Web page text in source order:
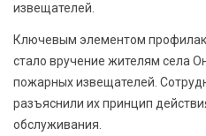
извещателей.
Ключевым элементом
стало вручение жителям села
пожарных извещателей.
разъяснили их принцип
обслуживания.